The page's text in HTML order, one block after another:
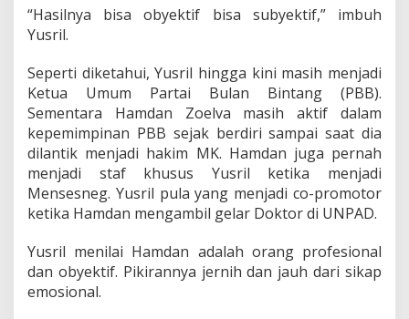
y
a
u
s
r
i
:
n
i
J
r
u
“Hasilnya bisa obyektif bisa subyektif,” imbuh
Yusril.
Seperti diketahui, Yusril hingga kini masih menjadi
Ketua Umum Partai Bulan Bintang (PBB).
Sementara Hamdan Zoelva masih aktif dalam
kepemimpinan PBB sejak berdiri sampai saat dia
dilantik menjadi hakim MK. Hamdan juga pernah
menjadi staf khusus Yusril ketika menjadi
Mensesneg. Yusril pula yang menjadi co-promotor
ketika Hamdan mengambil gelar Doktor di UNPAD.
Yusril menilai Hamdan adalah orang profesional
dan obyektif. Pikirannya jernih dan jauh dari sikap
emosional.